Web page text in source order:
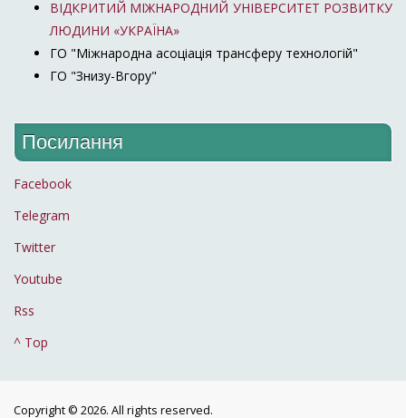
ВІДКРИТИЙ МІЖНАРОДНИЙ УНІВЕРСИТЕТ РОЗВИТКУ
ЛЮДИНИ «УКРАЇНА»
ГО "Міжнародна асоціація трансферу технологій"
ГО "Знизу-Вгору"
Посилання
Facebook
Telegram
Twitter
Youtube
Rss
^ Top
Copyright © 2026. All rights reserved.